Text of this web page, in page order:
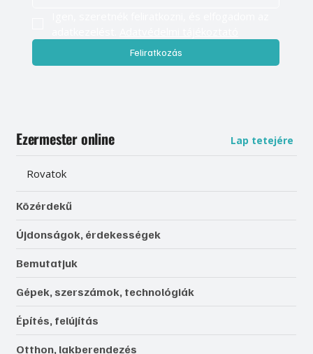
Feliratkozás
Ezermester online Lap tetejére
Rovatok
Közérdekű
Újdonságok, érdekességek
Bemutatjuk
Gépek, szerszámok, technológiák
Építés, felújítás
Otthon, lakberendezés